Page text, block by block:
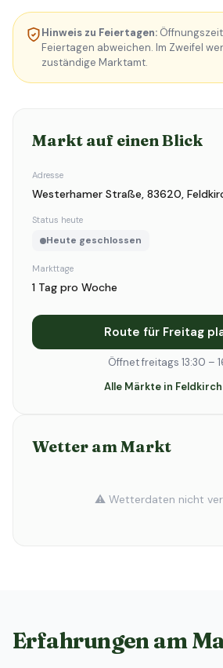
Hinweis zu Feiertagen:
Feiertagen abweichen. Im Zweifel
zuständige Marktamt.
Markt auf einen Blick
Adresse
Westerhamer Straße, 83620,
Status heute
Heute geschlossen
Markttage
1 Tag pro Woche
Route für Freitag
Öffnet freitags 13:30 –
Alle Märkte in
Wetter am Markt
⚠️ Wetterdaten nicht
Erfahrungen am